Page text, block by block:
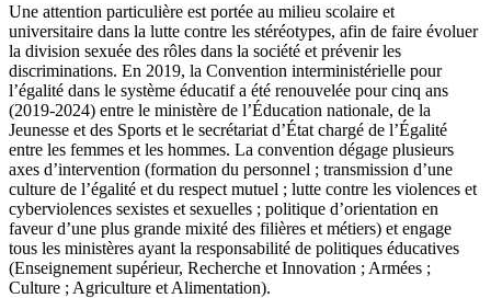
Une attention particulière est portée au milieu scolaire et
universitaire dans la lutte contre les stéréotypes, afin de faire évoluer
la division sexuée des rôles dans la société et prévenir les
discriminations. En 2019, la Convention interministérielle pour
l’égalité dans le système éducatif a été renouvelée pour cinq ans
(2019-2024) entre le ministère de l’Éducation nationale, de la
Jeunesse et des Sports et le secrétariat d’État chargé de l’Égalité
entre les femmes et les hommes. La convention dégage plusieurs
axes d’intervention (formation du personnel ; transmission d’une
culture de l’égalité et du respect mutuel ; lutte contre les violences et
cyberviolences sexistes et sexuelles ; politique d’orientation en
faveur d’une plus grande mixité des filières et métiers) et engage
tous les ministères ayant la responsabilité de politiques éducatives
(Enseignement supérieur, Recherche et Innovation ; Armées ;
Culture ; Agriculture et Alimentation).